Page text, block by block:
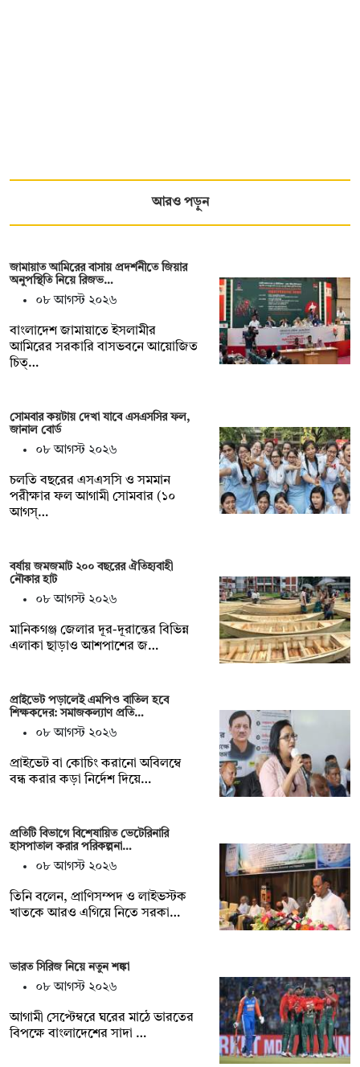
আরও পড়ুন
জামায়াত আমিরের বাসায় প্রদর্শনীতে জিয়ার
অনুপস্থিতি নিয়ে রিজভ…
০৮ আগস্ট ২০২৬
বাংলাদেশ জামায়াতে ইসলামীর
আমিরের সরকারি বাসভবনে আয়োজিত
চিত্…
সোমবার কয়টায় দেখা যাবে এসএসসির ফল,
জানাল বোর্ড
০৮ আগস্ট ২০২৬
চলতি বছরের এসএসসি ও সমমান
পরীক্ষার ফল আগামী সোমবার (১০
আগস্…
বর্ষায় জমজমাট ২০০ বছরের ঐতিহ্যবাহী
নৌকার হাট
০৮ আগস্ট ২০২৬
মানিকগঞ্জ জেলার দূর-দূরান্তের বিভিন্ন
এলাকা ছাড়াও আশপাশের জ…
প্রাইভেট পড়ালেই এমপিও বাতিল হবে
শিক্ষকদের: সমাজকল্যাণ প্রতি…
০৮ আগস্ট ২০২৬
প্রাইভেট বা কোচিং করানো অবিলম্বে
বন্ধ করার কড়া নির্দেশ দিয়ে…
প্রতিটি বিভাগে বিশেষায়িত ভেটেরিনারি
হাসপাতাল করার পরিকল্পনা…
০৮ আগস্ট ২০২৬
তিনি বলেন, প্রাণিসম্পদ ও লাইভস্টক
খাতকে আরও এগিয়ে নিতে সরকা…
ভারত সিরিজ নিয়ে নতুন শঙ্কা
০৮ আগস্ট ২০২৬
আগামী সেপ্টেম্বরে ঘরের মাঠে ভারতের
বিপক্ষে বাংলাদেশের সাদা …